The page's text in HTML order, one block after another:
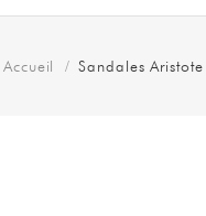
Accueil Sandales